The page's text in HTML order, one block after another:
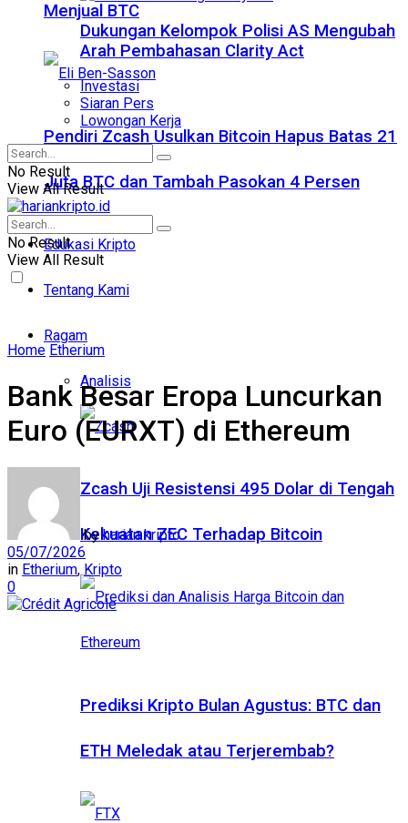
Menjual BTC
Pendiri Zcash Usulkan Bitcoin Hapus Batas 21
Juta BTC dan Tambah Pasokan 4 Persen
Edukasi Kripto
Tentang Kami
Ragam
Analisis
Zcash Uji Resistensi 495 Dolar di Tengah
Kekuatan ZEC Terhadap Bitcoin
Prediksi Kripto Bulan Agustus: BTC dan
ETH Meledak atau Terjerembab?
Dukungan Kelompok Polisi AS Mengubah
Arah Pembahasan Clarity Act
Investasi
Siaran Pers
Lowongan Kerja
No Result
View All Result
No Result
View All Result
Home Etherium
Bank Besar Eropa Luncurkan
Euro (EURXT) di Ethereum
by harian kripto
05/07/2026
in Etherium, Kripto
0